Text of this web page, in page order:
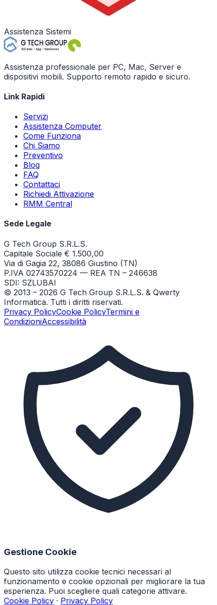
Assistenza Sistemi
Assistenza professionale per PC, Mac, Server e
dispositivi mobili. Supporto remoto rapido e sicuro.
Link Rapidi
Servizi
Assistenza Computer
Come Funziona
Chi Siamo
Preventivo
Blog
FAQ
Contattaci
Richiedi Attivazione
RMM Central
Sede Legale
G Tech Group S.R.L.S.
Capitale Sociale € 1.500,00
Via di Gagia 22, 38086 Giustino (TN)
P.IVA 02743570224 — REA TN – 246638
SDI: SZLUBAI
© 2013 – 2026 G Tech Group S.R.L.S. & Qwerty
Informatica. Tutti i diritti riservati.
Privacy PolicyCookie PolicyTermini e
CondizioniAccessibilità
Gestione Cookie
Questo sito utilizza cookie tecnici necessari al
funzionamento e cookie opzionali per migliorare la tua
esperienza. Puoi scegliere quali categorie attivare.
Cookie Policy · Privacy Policy